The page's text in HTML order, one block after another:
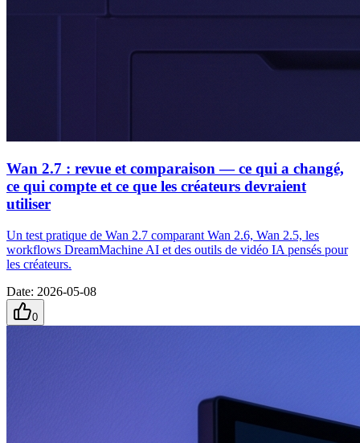
Wan 2.7 : revue et comparaison — ce qui a changé,
ce qui compte et ce que les créateurs devraient
utiliser
Un test pratique de Wan 2.7 comparant Wan 2.6, Wan 2.5, les
workflows DreamMachine AI et des outils de vidéo IA pensés pour
les créateurs.
Date: 2026-05-08
0